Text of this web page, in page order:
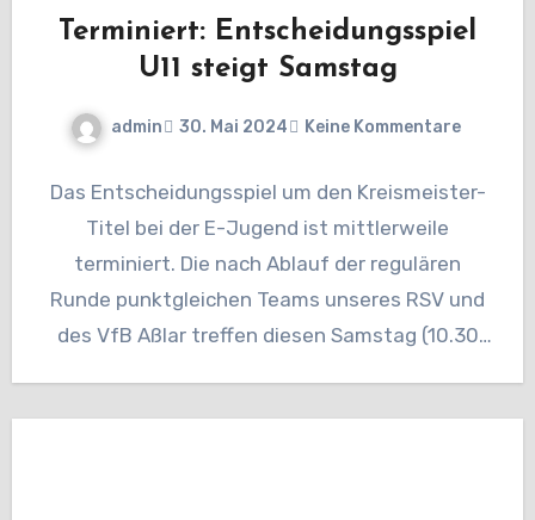
Terminiert: Entscheidungsspiel
U11 steigt Samstag
admin 30. Mai 2024 Keine Kommentare
Das Entscheidungsspiel um den Kreismeister-
Titel bei der E-Jugend ist mittlerweile
terminiert. Die nach Ablauf der regulären
Runde punktgleichen Teams unseres RSV und
des VfB Aßlar treffen diesen Samstag (10.30